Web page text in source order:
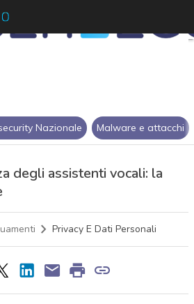
Nazionale Malware e attacchi
degli assistenti vocali: la
Privacy E Dati Personali